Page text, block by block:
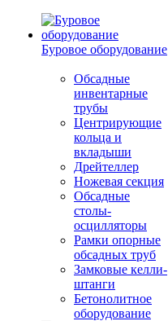
Буровое оборудование
Обсадные
инвентарные
трубы
Центрирующие
кольца и
вкладыши
Дрейтеллер
Ножевая секция
Обсадные
столы-
осцилляторы
Рамки опорные
обсадных труб
Замковые келли-
штанги
Бетонолитное
оборудование